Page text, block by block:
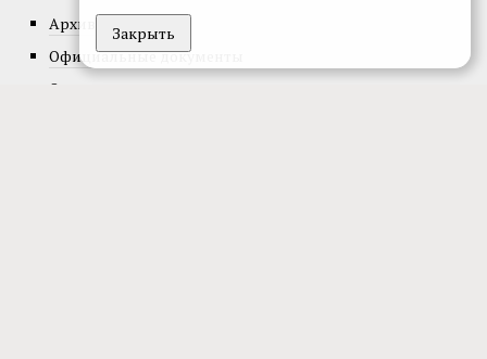
Архив номеров
Официальные документы
О проекте
Закрыть